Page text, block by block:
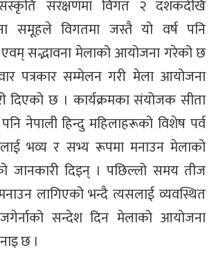
संरक्षणमा विगत २ दशकदेखि
समूहले विगतमा जस्तै यो वर्ष पनि
एवम् सद्भावना मेलाको आयोजना गरेको छ
पत्रकार सम्मेलन गरी मेला आयोजना
दिएको छ । कार्यक्रमका संयोजक सीता
नेपाली हिन्दु महिलाहरूको विशेष पर्व
भव्य र सभ्य रूपमा मनाउन मेलाको
जानकारी दिइन् । पछिल्लो समय तीज
लागिएको भन्दै त्यसलाई व्यवस्थित
सन्देश दिन मेलाको आयोजना
छ ।